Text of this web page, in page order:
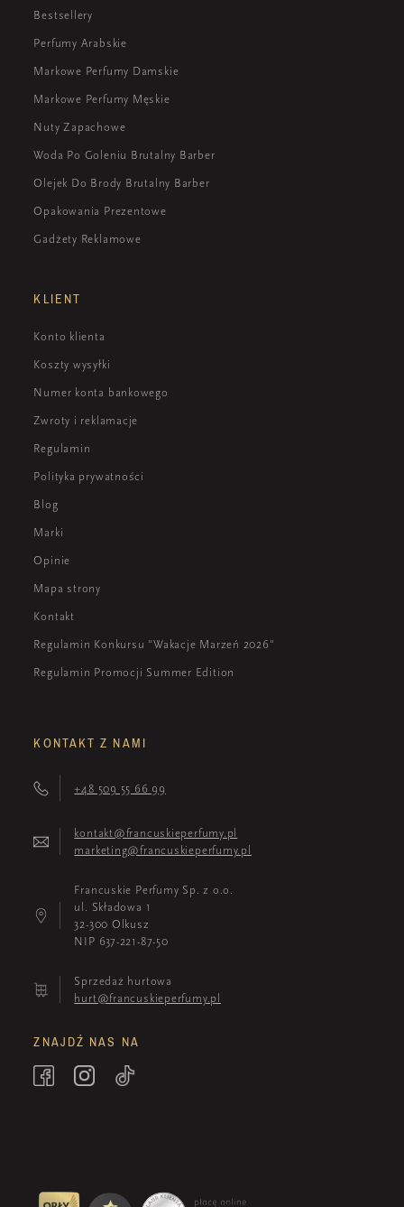
Bestsellery
Perfumy Arabskie
Markowe Perfumy Damskie
Markowe Perfumy Męskie
Nuty Zapachowe
Woda Po Goleniu Brutalny Barber
Olejek Do Brody Brutalny Barber
Opakowania Prezentowe
Gadżety Reklamowe
KLIENT
Konto klienta
Koszty wysyłki
Numer konta bankowego
Zwroty i reklamacje
Regulamin
Polityka prywatności
Blog
Marki
Opinie
Mapa strony
Kontakt
Regulamin Konkursu "Wakacje Marzeń 2026"
Regulamin Promocji Summer Edition
KONTAKT Z NAMI
+48 509 55 66 99
kontakt@francuskieperfumy.pl
marketing@francuskieperfumy.pl
Francuskie Perfumy Sp. z o.o.
ul. Składowa 1
32-300 Olkusz
NIP 637-221-87-50
Sprzedaż hurtowa
hurt@francuskieperfumy.pl
ZNAJDŹ NAS NA